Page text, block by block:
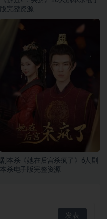
版完整资源
剧本杀《她在后宫杀疯了》6人剧
本杀电子版完整资源